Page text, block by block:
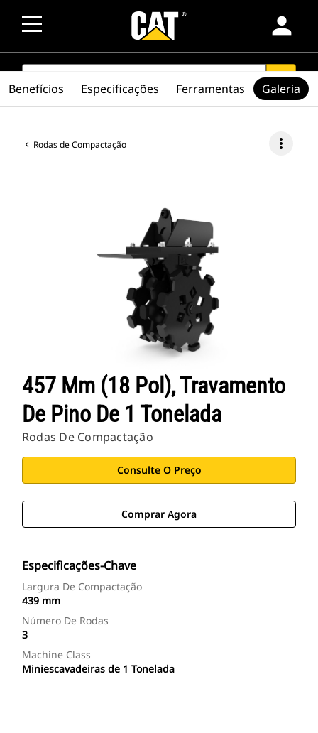
person
SEARCH search
Rodas de Compactação more_vert
457 Mm (18 Pol), Travamento
De Pino De 1 Tonelada
Rodas De Compactação
Consulte O Preço
Comprar Agora
Especificações-Chave
Largura De Compactação
439 mm
Número De Rodas
3
Machine Class
Miniescavadeiras de 1 Tonelada
Benefícios Especificações Ferramentas Galeria